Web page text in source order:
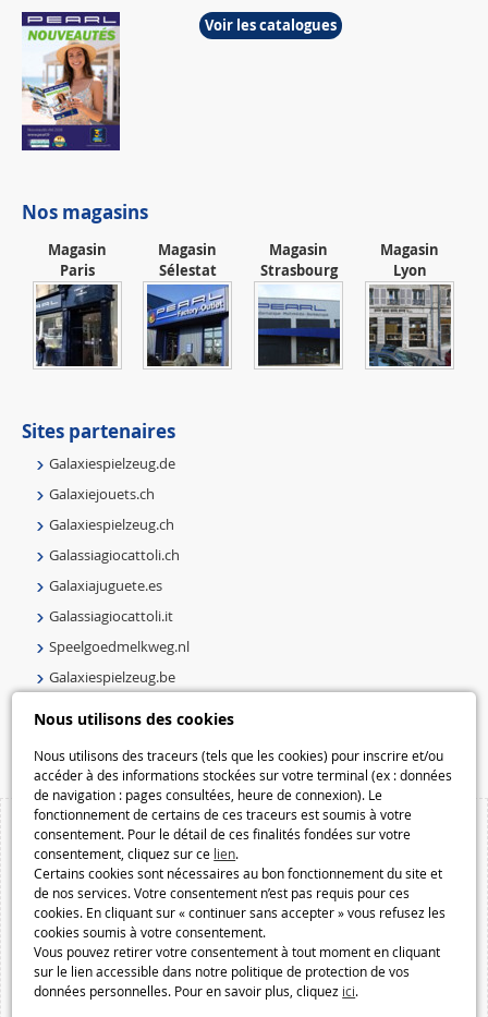
Nous utilisons des cookies
Nous utilisons des traceurs (tels que les cookies) pour inscrire et/ou
accéder à des informations stockées sur votre terminal (ex : données
de navigation : pages consultées, heure de connexion). Le
fonctionnement de certains de ces traceurs est soumis à votre
consentement. Pour le détail de ces finalités fondées sur votre
consentement, cliquez sur ce lien.
Certains cookies sont nécessaires au bon fonctionnement du site et
de nos services. Votre consentement n’est pas requis pour ces
cookies. En cliquant sur « continuer sans accepter » vous refusez les
cookies soumis à votre consentement.
Vous pouvez retirer votre consentement à tout moment en cliquant
sur le lien accessible dans notre politique de protection de vos
données personnelles. Pour en savoir plus, cliquez ici.
Voir les catalogues
Nos magasins
Magasin
Paris
Magasin
Sélestat
Magasin
Strasbourg
Magasin
Lyon
Sites partenaires
Galaxiespielzeug.de
Galaxiejouets.ch
Galaxiespielzeug.ch
Galassiagiocattoli.ch
Galaxiajuguete.es
Galassiagiocattoli.it
Speelgoedmelkweg.nl
Galaxiespielzeug.be